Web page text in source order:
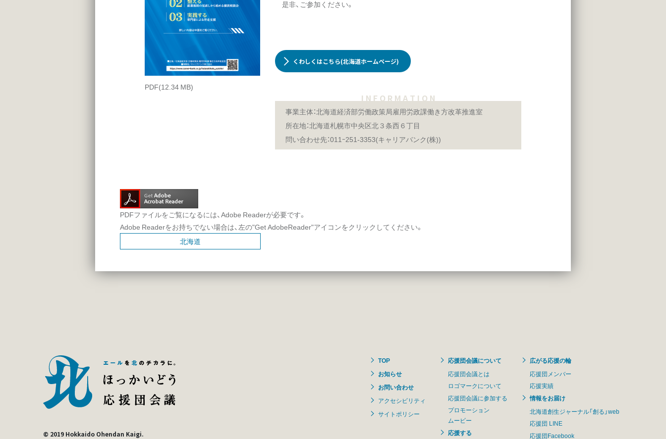
PDF(12.34 MB)
是非、ご参加ください。
くわしくはこちら(北海道ホームページ)
I N F O R M A T I O N
事業主体：北海道経済部労働政策局雇用労政課働き方改革推進室
所在地：北海道札幌市中央区北３条西６丁目
問い合わせ先：011ｰ251-3353(キャリアバンク(株))
PDFファイルをご覧になるには、Adobe Readerが必要です。
Adobe Readerをお持ちでない場合は、左の"Get AdobeReader"アイコンをクリックしてください。
北海道
© 2019 Hokkaido Ohendan Kaigi.
TOP
お知らせ
お問い合わせ
アクセシビリティ
サイトポリシー
応援団会議について
応援団会議とは
ロゴマークについて
応援団会議に参加する
プロモーション
ムービー
応援する
広がる応援の輪
応援団メンバー
応援実績
情報をお届け
北海道創生ジャーナル「創る」web
応援団 LINE
応援団Facebook